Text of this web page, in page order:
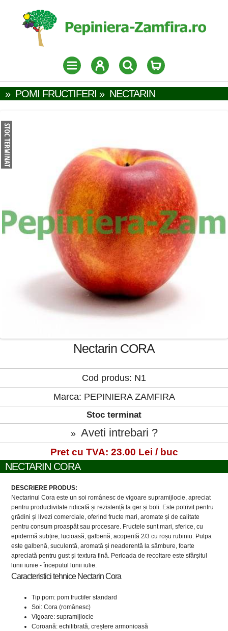
» POMI FRUCTIFERI » NECTARIN
Nectarin CORA
Cod produs: N1
Marca: PEPINIERA ZAMFIRA
Stoc terminat
» Aveti intrebari ?
Pret cu TVA: 23.00 Lei / buc
NECTARIN CORA
DESCRIERE PRODUS:
Nectarinul Cora este un soi românesc de vigoare supramijlocie, apreciat
pentru productivitate ridicată și rezistență la ger și boli. Este potrivit pentru
grădini și livezi comerciale, oferind fructe mari, aromate și de calitate
pentru consum proaspăt sau procesare. Fructele sunt mari, sferice, cu
epidermă subțire, lucioasă, galbenă, acoperită 2/3 cu roșu rubiniu. Pulpa
este galbenă, suculentă, aromată și neaderentă la sâmbure, foarte
apreciată pentru gust și textura fină. Perioada de recoltare este sfârșitul
lunii iunie - începutul lunii iulie.
Caracteristici tehnice Nectarin Cora
Tip pom: pom fructifer standard
Soi: Cora (românesc)
Vigoare: supramijlocie
Coroană: echilibrată, creștere armonioasă